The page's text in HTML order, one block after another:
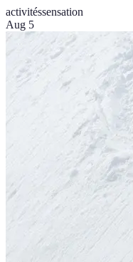
activitéssensation
Aug 5